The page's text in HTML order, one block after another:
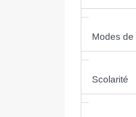
Modes de
Scolarité